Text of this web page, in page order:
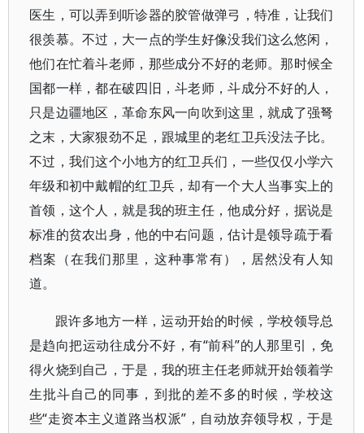
医生，可以弄到听诊器的胶管做弹弓，特准，让我们
很羡慕。不过，大一点的学生好像没我们这么悠闲，
他们在忙着斗老师，那些成分不好的老师。那时候全
国都一样，都在破四旧，斗老师，斗成分不好的人，
只是边疆地区，革命东风一向吹到这里，就成了强弩
之末，大家狠劲不足，跟城里的老红卫兵没法子比。
不过，我们这个小地方的红卫兵们，一些仅仅小学六
年级和初中戴帽的红卫兵，却有一个大人当事实上的
首领，这个人，就是我的班主任，他成分好，据说是
标准的贫农出身，他的中右问题，估计是领导疏于看
档案（在我们那里，这种事常有），居然没有人知
道。
跟许多地方一样，运动开始的时候，学校领导总
是趋向把运动往成分不好，有“前科”的人那里引，免
得火烧到自己，于是，我的班主任老师就开始领着学
生批斗自己的同事，到批的差不多的时候，学校这
些“走资本主义道路当权派”，自动放弃领导权，于是